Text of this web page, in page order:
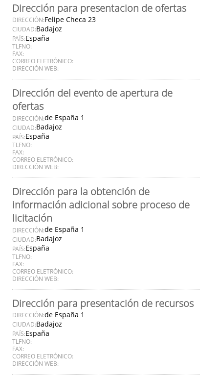
Dirección para presentacion de ofertas
DIRECCIÓN:Felipe Checa 23
CIUDAD:Badajoz
PAÍS:España
TLFNO:
FAX:
CORREO ELETRÓNICO:
DIRECCIÓN WEB:
Dirección del evento de apertura de
ofertas
DIRECCIÓN:de España 1
CIUDAD:Badajoz
PAÍS:España
TLFNO:
FAX:
CORREO ELETRÓNICO:
DIRECCIÓN WEB:
Dirección para la obtención de
información adicional sobre proceso de
licitación
DIRECCIÓN:de España 1
CIUDAD:Badajoz
PAÍS:España
TLFNO:
FAX:
CORREO ELETRÓNICO:
DIRECCIÓN WEB:
Dirección para presentación de recursos
DIRECCIÓN:de España 1
CIUDAD:Badajoz
PAÍS:España
TLFNO:
FAX:
CORREO ELETRÓNICO:
DIRECCIÓN WEB: